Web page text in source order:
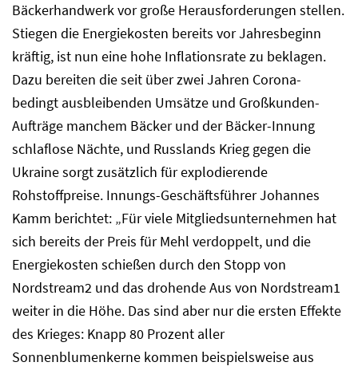
Bäckerhandwerk vor große Herausforderungen stellen.
Stiegen die Energiekosten bereits vor Jahresbeginn
kräftig, ist nun eine hohe Inflationsrate zu beklagen.
Dazu bereiten die seit über zwei Jahren Corona-
bedingt ausbleibenden Umsätze und Großkunden-
Aufträge manchem Bäcker und der Bäcker-Innung
schlaflose Nächte, und Russlands Krieg gegen die
Ukraine sorgt zusätzlich für explodierende
Rohstoffpreise. Innungs-Geschäftsführer Johannes
Kamm berichtet: „Für viele Mitgliedsunternehmen hat
sich bereits der Preis für Mehl verdoppelt, und die
Energiekosten schießen durch den Stopp von
Nordstream2 und das drohende Aus von Nordstream1
weiter in die Höhe. Das sind aber nur die ersten Effekte
des Krieges: Knapp 80 Prozent aller
Sonnenblumenkerne kommen beispielsweise aus